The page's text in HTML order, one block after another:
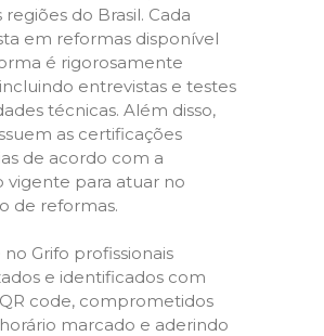
regiões do Brasil. Cada
em reformas disponível
é rigorosamente
entrevistas e testes
técnicas. Além disso,
as certificações
de acordo com a
vigente para atuar no
de reformas.
Grifo profissionais
e identificados com
code, comprometidos
marcado e aderindo